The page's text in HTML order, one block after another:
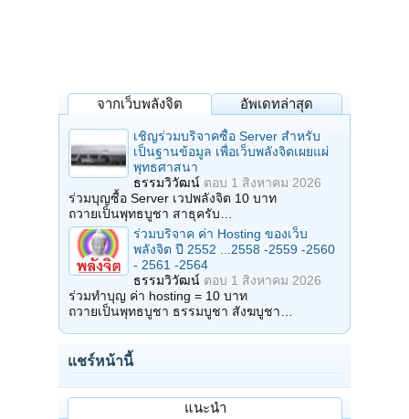
จากเว็บพลังจิต อัพเดทล่าสุด
เชิญร่วมบริจาคซื้อ Server สำหรับ
เป็นฐานข้อมูล เพื่อเว็บพลังจิตเผยแผ่
พุทธศาสนา
ธรรมวิวัฒน์ ตอบ 1 สิงหาคม 2026
ร่วมบุญซื้อ Server เวปพลังจิต 10 บาท
ถวายเป็นพุทธบูชา สาธุครับ…
ร่วมบริจาค ค่า Hosting ของเว็บ
พลังจิต ปี 2552 ...2558 -2559 -2560
- 2561 -2564
ธรรมวิวัฒน์ ตอบ 1 สิงหาคม 2026
ร่วมทำบุญ ค่า hosting = 10 บาท
ถวายเป็นพุทธบูชา ธรรมบูชา สังฆบูชา…
แชร์หน้านี้
แนะนำ